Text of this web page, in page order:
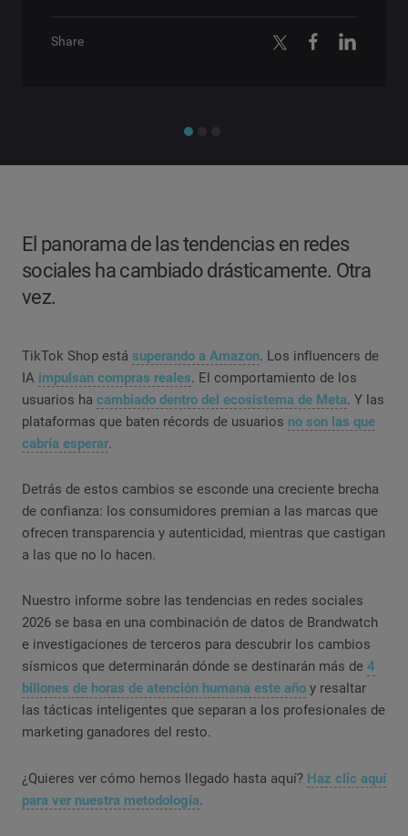
Share
El panorama de las tendencias en redes
sociales ha cambiado drásticamente. Otra
vez.
TikTok Shop está superando a Amazon. Los influencers de
IA impulsan compras reales. El comportamiento de los
usuarios ha cambiado dentro del ecosistema de Meta. Y las
plataformas que baten récords de usuarios no son las que
cabría esperar.
Detrás de estos cambios se esconde una creciente brecha
de confianza: los consumidores premian a las marcas que
ofrecen transparencia y autenticidad, mientras que castigan
a las que no lo hacen.
Nuestro informe sobre las tendencias en redes sociales
2026 se basa en una combinación de datos de Brandwatch
e investigaciones de terceros para descubrir los cambios
sísmicos que determinarán dónde se destinarán más de 4
billones de horas de atención humana este año y resaltar
las tácticas inteligentes que separan a los profesionales de
marketing ganadores del resto.
¿Quieres ver cómo hemos llegado hasta aquí? Haz clic aquí
para ver nuestra metodología.